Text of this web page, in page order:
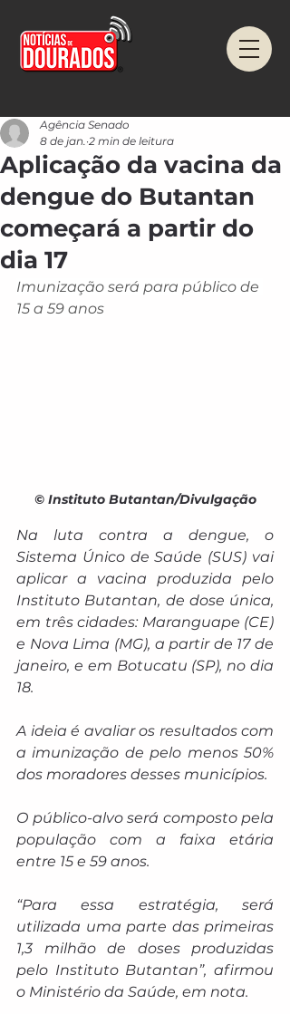
Aplicação da vacina da
dengue do Butantan
começará a partir do
dia 17
Agência Senado
8 de jan. 2 min de leitura
Imunização será para público de
15 a 59 anos
© Instituto Butantan/Divulgação
Na luta contra a dengue, o
Sistema Único de Saúde (SUS) vai
aplicar a vacina produzida pelo
Instituto Butantan, de dose única,
em três cidades: Maranguape (CE)
e Nova Lima (MG), a partir de 17 de
janeiro, e em Botucatu (SP), no dia
18.
A ideia é avaliar os resultados com
a imunização de pelo menos 50%
dos moradores desses municípios.
O público-alvo será composto pela
população com a faixa etária
entre 15 e 59 anos.
“Para essa estratégia, será
utilizada uma parte das primeiras
1,3 milhão de doses produzidas
pelo Instituto Butantan”, afirmou
o Ministério da Saúde, em nota.